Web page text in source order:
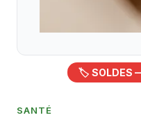
🏷️ SOLDES
SANTÉ